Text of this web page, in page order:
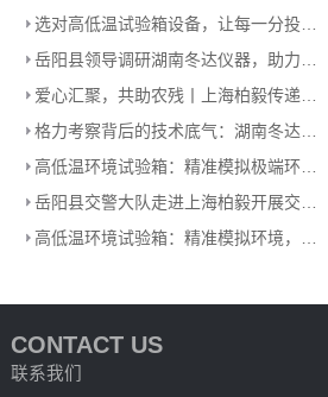
选对高低温试验箱设备，让每一分投入都值得
岳阳县领导调研湖南冬达仪器，助力高低温环境试验箱工厂高质量发展
爱心汇聚，共助农残丨上海柏毅传递温暖力量
格力考察背后的技术底气：湖南冬达高低温环境试验箱赋能工业检测
高低温环境试验箱：精准模拟极端环境，助力产品品质升级
岳阳县交警大队走进上海柏毅开展交通安全宣传活动
高低温环境试验箱：精准模拟环境，助力多行业科研生产
CONTACT US
联系我们